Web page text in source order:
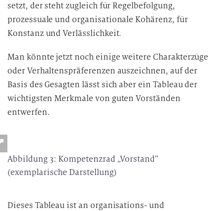
setzt, der steht zugleich für Regelbefolgung,
prozessuale und organisationale Kohärenz, für
Konstanz und Verlässlichkeit.
Man könnte jetzt noch einige weitere Charakterzüge
oder Verhaltenspräferenzen auszeichnen, auf der
Basis des Gesagten lässt sich aber ein Tableau der
wichtigsten Merkmale von guten Vorständen
entwerfen.
Abbildung 3: Kompetenzrad „Vorstand“
(exemplarische Darstellung)
Dieses Tableau ist an organisations- und